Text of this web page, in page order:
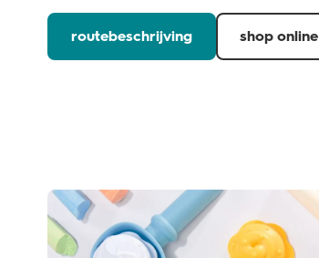
routebeschrijving shop online